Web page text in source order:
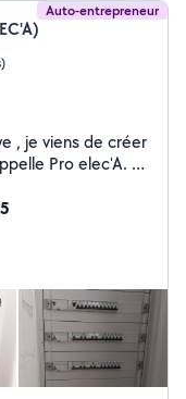
Auto-entrepreneur
Je
!